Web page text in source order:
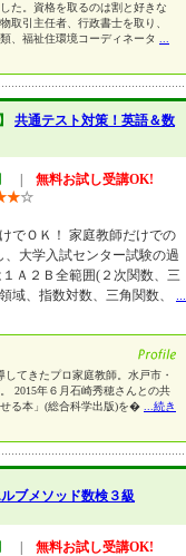
た。資格を取るのは割と好きな
取引主任者、行政書士を取り、
、福祉住環境コーディネータ
共通テスト対策！英語＆数
無料お試し受講OK!
★☆
でＯＫ！ 家庭教師だけでの
、大学入試センター試験の過
Ａ２Ｂ全範囲(２次関数、三
域、指数対数、三角関数、 ...
てきたプロ家庭教師。水戸市・
2015年６月石崎秀穂さんとの共
る本」(総合科学出版)を�
...続き
ルブメソッド数検３級
無料お試し受講OK!